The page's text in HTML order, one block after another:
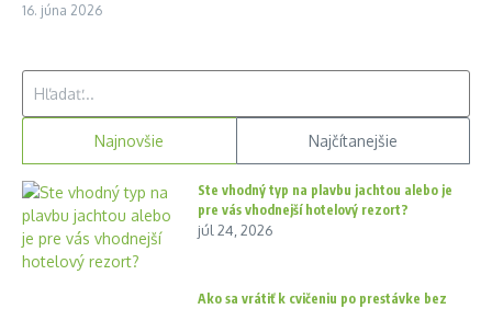
16. júna 2026
Najnovšie Najčítanejšie
Ste vhodný typ na plavbu jachtou alebo je
pre vás vhodnejší hotelový rezort?
júl 24, 2026
Ako sa vrátiť k cvičeniu po prestávke bez